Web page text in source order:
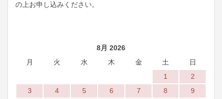
の上お申し込みください。
8月 2026
月
火 水 木 金 土
日
1
2
3
4 5 6 7 8
9